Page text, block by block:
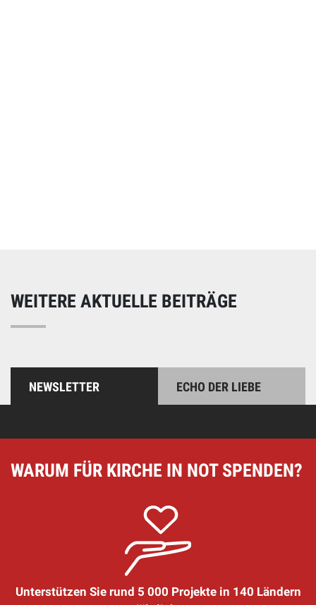
WEITERE AKTUELLE BEITRÄGE
NEWSLETTER ECHO DER LIEBE
WARUM FÜR KIRCHE IN NOT SPENDEN?
Unterstützen Sie rund 5 000 Projekte in 140 Ländern